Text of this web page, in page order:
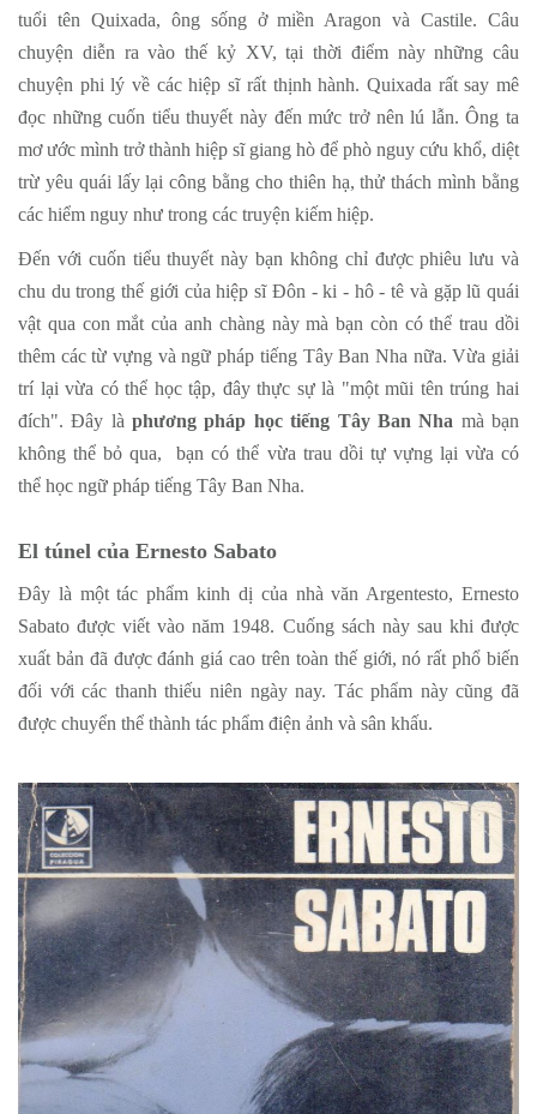
tuổi tên Quixada, ông sống ở miền Aragon và Castile. Câu
chuyện diễn ra vào thế kỷ XV, tại thời điểm này những câu
chuyện phi lý về các hiệp sĩ rất thịnh hành. Quixada rất say mê
đọc những cuốn tiểu thuyết này đến mức trở nên lú lẫn. Ông ta
mơ ước mình trở thành hiệp sĩ giang hò để phò nguy cứu khổ, diệt
trừ yêu quái lấy lại công bằng cho thiên hạ, thử thách mình bằng
các hiểm nguy như trong các truyện kiếm hiệp.
Đến với cuốn tiểu thuyết này bạn không chỉ được phiêu lưu và
chu du trong thế giới của hiệp sĩ Đôn - ki - hô - tê và gặp lũ quái
vật qua con mắt của anh chàng này mà bạn còn có thể trau dồi
thêm các từ vựng và ngữ pháp tiếng Tây Ban Nha nữa. Vừa giải
trí lại vừa có thể học tập, đây thực sự là "một mũi tên trúng hai
đích". Đây làphương pháp học tiếng Tây Ban Nha mà bạn
không thể bỏ qua, bạn có thể vừa trau dồi tự vựng lại vừa có
thể học ngữ pháp tiếng Tây Ban Nha.
El túnel của Ernesto Sabato
Đây là một tác phẩm kinh dị của nhà văn Argentesto, Ernesto
Sabato được viết vào năm 1948. Cuống sách này sau khi được
xuất bản đã được đánh giá cao trên toàn thế giới, nó rất phổ biến
đối với các thanh thiếu niên ngày nay. Tác phẩm này cũng đã
được chuyển thể thành tác phẩm điện ảnh và sân khấu.